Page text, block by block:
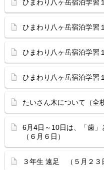
ひまわり八ヶ岳宿泊学
ひまわり八ヶ岳宿泊学習
ひまわり八ヶ岳宿泊学習
ひまわり八ヶ岳宿泊学習
たいさん木について（全
6月4日～10日は、「歯
（６月６日）
３年生 遠足 （５月２３